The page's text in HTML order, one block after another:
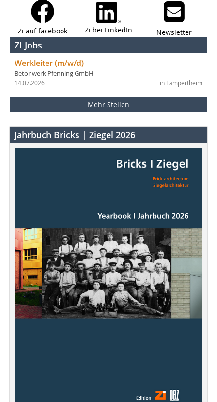
Zi auf facebook Zi bei LinkedIn Newsletter
ZI Jobs
Werkleiter (m/w/d)
Betonwerk Pfenning GmbH
in Lampertheim
14.07.2026
Mehr Stellen
Jahrbuch Bricks | Ziegel 2026